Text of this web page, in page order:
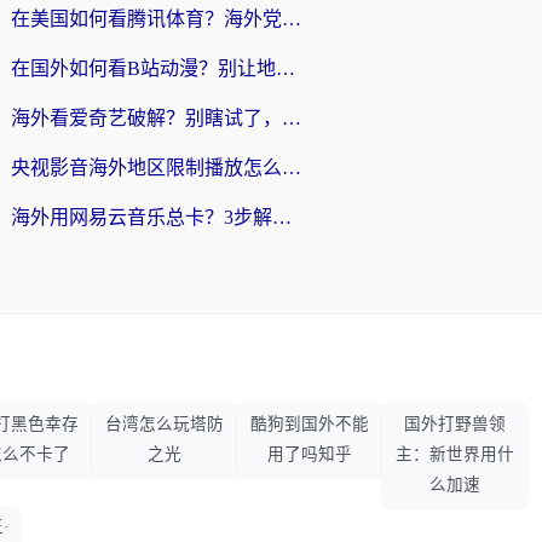
在美国如何看腾讯体育？海外党解锁NBA欧洲杯直播的终极攻略
在国外如何看B站动漫？别让地区限制打断你的追番节奏
海外看爱奇艺破解？别瞎试了，这才是留学生华人追剧看球的正确打开方式
央视影音海外地区限制播放怎么办？海外党亲测有效的回国加速指南
海外用网易云音乐总卡？3步解决版权限制+卡顿，还能听喜马拉雅！
黑色幸存
不卡了
台湾怎么玩塔防
之光
酷狗到国外不能
用了吗知乎
国外打野兽领
主：新世界用什
么加速